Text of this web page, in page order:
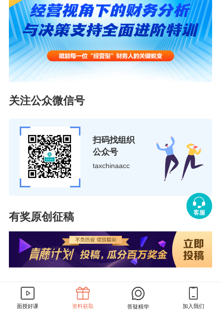
NO.10
纳税人发生政策性搬迁事项，从搬迁年度次年起，至搬
迁完成年度前一年度止，可作为停止生产经营活动年
度，从法定亏损结转弥补年限中减除。《企业所得税年
度纳税申报基础信息表》（A000000）中的“216发生
纳税人只要发生资产折旧、摊销等事项，无论是否纳税
调整，均须填报《资产折旧、摊销及纳税调整明细表》
（A105080）。
0）。弥补亏损表中的以前年度亏损数由系统自动带
出，纳税人对第8列“当年待弥补亏损额”有疑义的，请
咨询主管税务机关。
关注公众微信号
扫码找组织
公众号
taxchinaacc
有奖原创征稿
面授好课 资料获取 答疑精华 加入我们
客服